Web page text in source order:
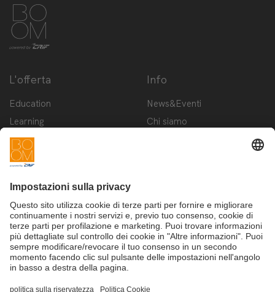
L'offerta
Education
Learning
Innovation
Startup
Info
News&Eventi
Chi siamo
Iscriviti alla newsletter BOOM